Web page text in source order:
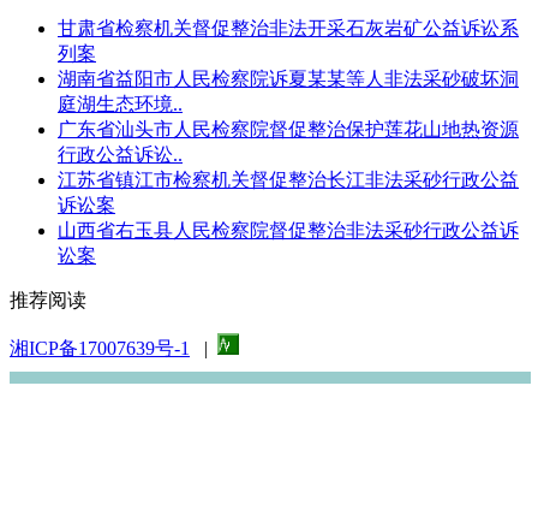
甘肃省检察机关督促整治非法开采石灰岩矿公益诉讼系
列案
湖南省益阳市人民检察院诉夏某某等人非法采砂破坏洞
庭湖生态环境..
广东省汕头市人民检察院督促整治保护莲花山地热资源
行政公益诉讼..
江苏省镇江市检察机关督促整治长江非法采砂行政公益
诉讼案
山西省右玉县人民检察院督促整治非法采砂行政公益诉
讼案
推荐阅读
湘ICP备17007639号-1 |